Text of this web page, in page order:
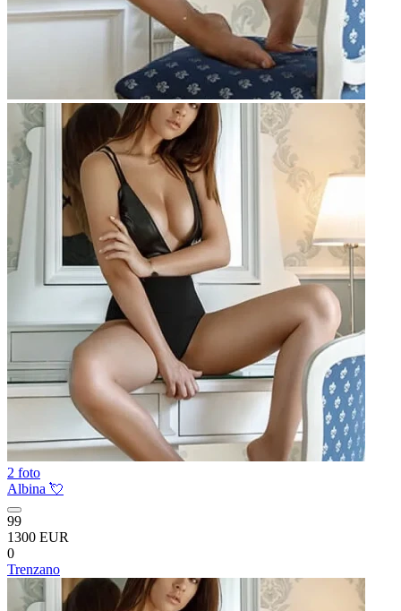
2 foto
Albina 💘
99
1300 EUR
0
Trenzano